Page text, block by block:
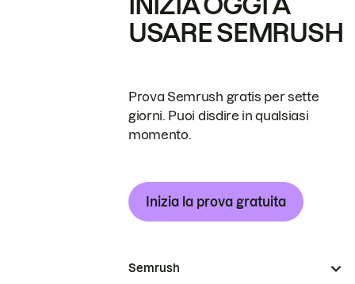
USARE SEMRUSH
Prova Semrush gratis per sette
giorni. Puoi disdire in qualsiasi
momento.
Inizia la prova gratuita
Semrush